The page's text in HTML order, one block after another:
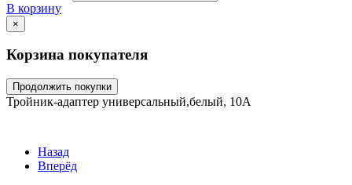
В корзину
×
Корзина покупателя
Продолжить покупки
Тройник-адаптер универсальный,белый, 10А
Назад
Вперёд